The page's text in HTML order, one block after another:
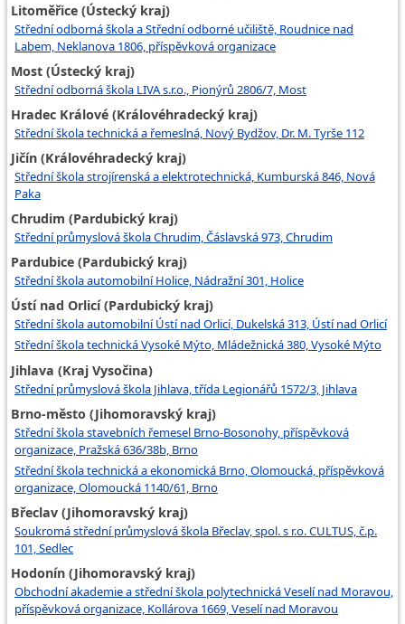
Litoměřice (Ústecký kraj)
Střední odborná škola a Střední odborné učiliště, Roudnice nad
Labem, Neklanova 1806, příspěvková organizace
Most (Ústecký kraj)
Střední odborná škola LIVA s.r.o., Pionýrů 2806/7, Most
Hradec Králové (Královéhradecký kraj)
Střední škola technická a řemeslná, Nový Bydžov, Dr. M. Tyrše 112
Jičín (Královéhradecký kraj)
Střední škola strojírenská a elektrotechnická, Kumburská 846, Nová
Paka
Chrudim (Pardubický kraj)
Střední průmyslová škola Chrudim, Čáslavská 973, Chrudim
Pardubice (Pardubický kraj)
Střední škola automobilní Holice, Nádražní 301, Holice
Ústí nad Orlicí (Pardubický kraj)
Střední škola automobilní Ústí nad Orlicí, Dukelská 313, Ústí nad Orlicí
Střední škola technická Vysoké Mýto, Mládežnická 380, Vysoké Mýto
Jihlava (Kraj Vysočina)
Střední průmyslová škola Jihlava, třída Legionářů 1572/3, Jihlava
Brno-město (Jihomoravský kraj)
Střední škola stavebních řemesel Brno-Bosonohy, příspěvková
organizace, Pražská 636/38b, Brno
Střední škola technická a ekonomická Brno, Olomoucká, příspěvková
organizace, Olomoucká 1140/61, Brno
Břeclav (Jihomoravský kraj)
Soukromá střední průmyslová škola Břeclav, spol. s r.o. CULTUS, č.p.
101, Sedlec
Hodonín (Jihomoravský kraj)
Obchodní akademie a střední škola polytechnická Veselí nad Moravou,
příspěvková organizace, Kollárova 1669, Veselí nad Moravou